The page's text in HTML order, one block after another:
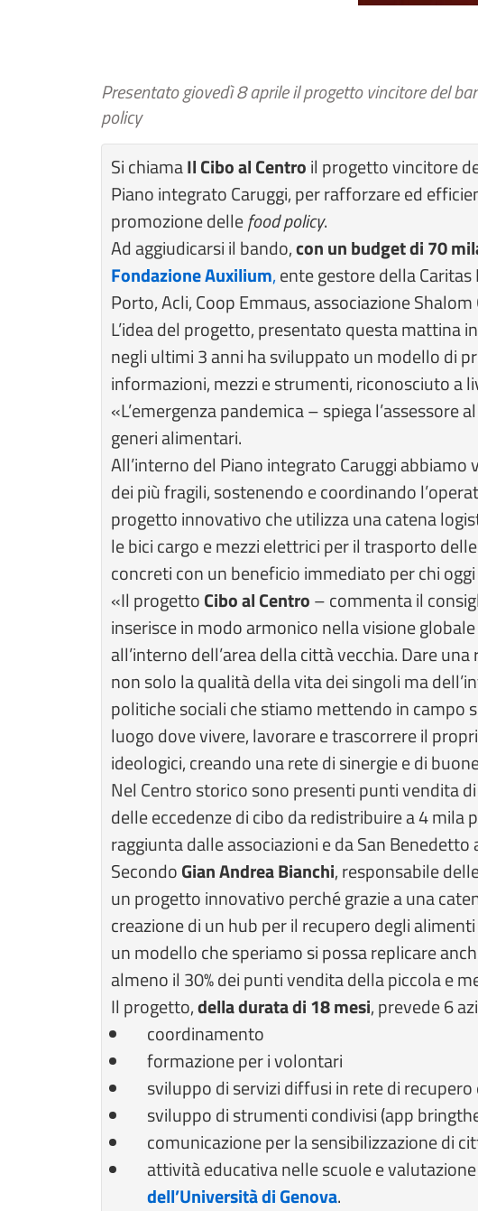
Presentato giovedì 8 aprile il progetto vincitore del
policy
Si chiamaIl Cibo al Centroil progetto vincitore
Piano integrato Caruggi, per rafforzare ed
promozione dellefood policy.
Ad aggiudicarsi il bando,con un budget di 70
Fondazione Auxilium,ente gestore della
Porto, Acli, Coop Emmaus, associazione
L’idea del progetto, presentato questa mattina
negli ultimi 3 anni ha sviluppato un modello di
informazioni, mezzi e strumenti, riconosciuto a
«L’emergenza pandemica – spiega l’assessore
generi alimentari.
All’interno del Piano integrato Caruggi
dei più fragili, sostenendo e coordinando
progetto innovativo che utilizza una catena
le bici cargo e mezzi elettrici per il trasporto
concreti con un beneficio immediato per chi
«Il progettoCibo al Centro– commenta il
inserisce in modo armonico nella visione
all’interno dell’area della città vecchia. Dare
non solo la qualità della vita dei singoli ma
politiche sociali che stiamo mettendo in campo
luogo dove vivere, lavorare e trascorrere il
ideologici, creando una rete di sinergie e di
Nel Centro storico sono presenti punti vendita
delle eccedenze di cibo da redistribuire a 4
raggiunta dalle associazioni e da San Benedetto
SecondoGian Andrea Bianchi, responsabile
un progetto innovativo perché grazie a una
creazione di un hub per il recupero degli
un modello che speriamo si possa replicare
almeno il 30% dei punti vendita della piccola e
Il progetto,della durata di 18 mesi, prevede 6
coordinamento
formazione per i volontari
sviluppo di servizi diffusi in rete di
sviluppo di strumenti condivisi (app
comunicazione per la sensibilizzazione di
attività educativa nelle scuole e
dell’Università di Genova.